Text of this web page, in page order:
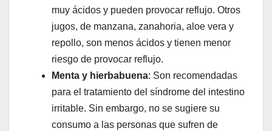
muy ácidos y pueden provocar reflujo. Otros
jugos, de manzana, zanahoria, aloe vera y
repollo, son menos ácidos y tienen menor
riesgo de provocar reflujo.
Menta y hierbabuena: Son recomendadas
para el tratamiento del síndrome del intestino
irritable. Sin embargo, no se sugiere su
consumo a las personas que sufren de